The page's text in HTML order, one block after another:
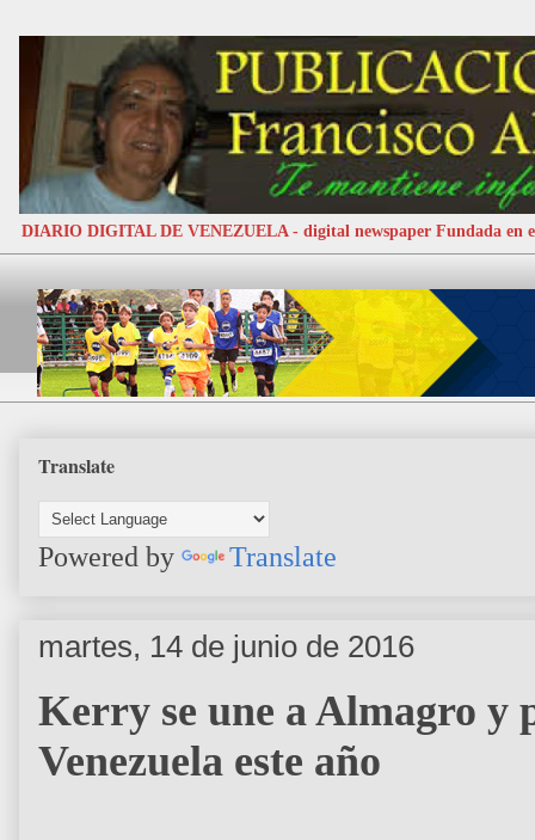
DIARIO DIGITAL DE VENEZUELA - digital newspaper Fundada en
Translate
Powered by Translate
martes, 14 de junio de 2016
Kerry se une a Almagro y
Venezuela este año